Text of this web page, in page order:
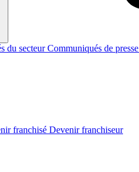
du secteur Communiqués de presse
franchisé Devenir franchiseur